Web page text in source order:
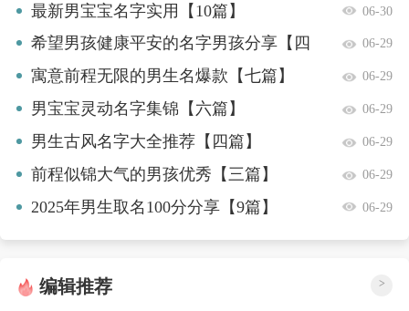
最新男宝宝名字实用【10篇】 06-30
希望男孩健康平安的名字男孩分享【四
篇】
06-29
寓意前程无限的男生名爆款【七篇】 06-29
男宝宝灵动名字集锦【六篇】 06-29
男生古风名字大全推荐【四篇】 06-29
前程似锦大气的男孩优秀【三篇】 06-29
2025年男生取名100分分享【9篇】 06-29
编辑推荐 >